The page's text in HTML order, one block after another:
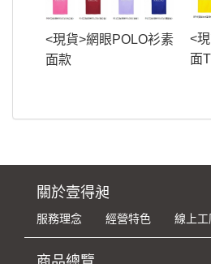
<現貨>網眼POLO衫素
面款
<
面
關於壹得昶
服務理念 經營特色 線上工